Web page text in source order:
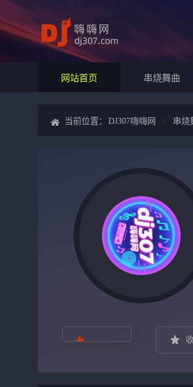
网站首页 串烧舞曲
当前位置： DJ307嗨嗨网 串烧